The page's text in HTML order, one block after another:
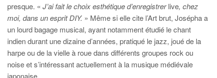
presque. « J’ai fait le choix esthétique d’enregistrerlive, chez
moi, dans un esprit DIY. » Même si elle cite l’Art brut, Josépha a
un lourd bagage musical, ayant notamment étudié le chant
indien durant une dizaine d’années, pratiqué le jazz, joué de la
harpe ou de la vielle à roue dans différents groupes rock ou
noise et s’intéressant actuellement à la musique médiévale
japonaise.